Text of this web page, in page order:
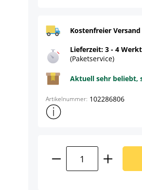
Kostenfreier
Lieferzeit: 3 - 4
(Paketservice)
Aktuell sehr beliebt,
Artikelnummer: 102286806
Weitere
Produkt Anzahl: